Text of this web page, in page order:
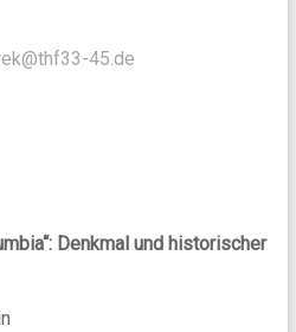
45.de
Denkmal und historischer